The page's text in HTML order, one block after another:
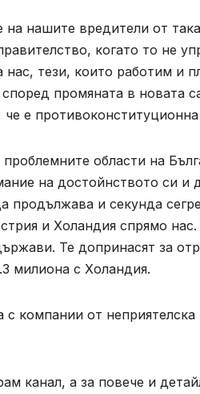
нашите вредители от
когато то не
нас, тези, които работим
промяната в новата
че е
области на
на достойнството си и
продължава и секунда
и Холандия спрямо
Те допринасят за
милиона с Холандия.
с компании от
канал, а за повече и